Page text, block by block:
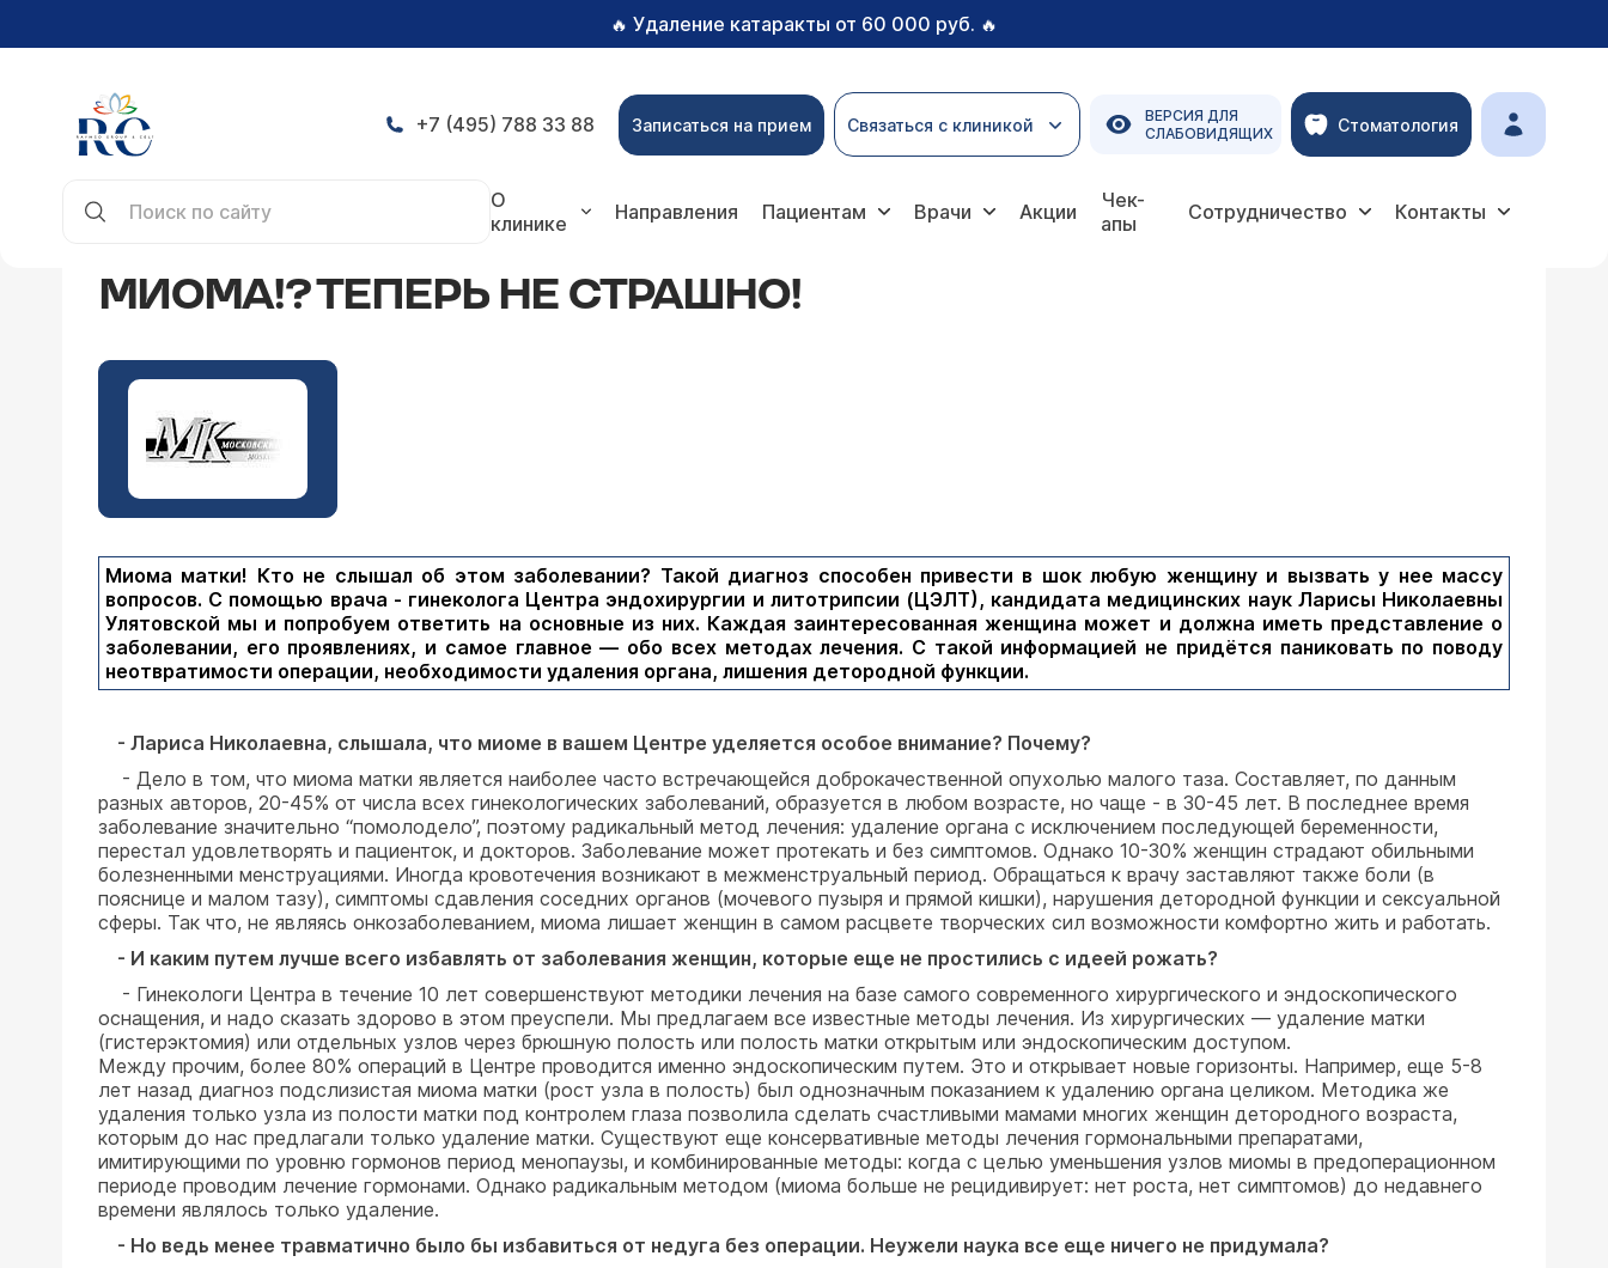
🔥 Удаление катаракты от 60 000 руб. 🔥
+7 (495) 788 33 88 Записаться на прием Связаться с клиникой
ВЕРСИЯ ДЛЯ
СЛАБОВИДЯЩИХ
Стоматология
О
клинике
Направления Пациентам Врачи Акции
Чек-
апы
Сотрудничество Контакты
МИОМА!? ТЕПЕРЬ НЕ СТРАШНО!
Миома матки! Кто не слышал об этом заболевании? Такой диагноз способен привести в шок любую женщину и вызвать у нее массу
вопросов. С помощью врача - гинеколога Центра эндохирургии и литотрипсии (ЦЭЛТ), кандидата медицинских наук Ларисы Николаевны
Улятовской мы и попробуем ответить на основные из них. Каждая заинтересованная женщина может и должна иметь представление о
заболевании, его проявлениях, и самое главное — обо всех методах лечения. С такой информацией не придётся паниковать по поводу
неотвратимости операции, необходимости удаления органа, лишения детородной функции.
- Лариса Николаевна, слышала, что миоме в вашем Центре уделяется особое внимание? Почему?
- Дело в том, что миома матки является наиболее часто встречающейся доброкачественной опухолью малого таза. Составляет, по данным
разных авторов, 20-45% от числа всех гинекологических заболеваний, образуется в любом возрасте, но чаще - в 30-45 лет. В последнее время
заболевание значительно “помолодело”, поэтому радикальный метод лечения: удаление органа с исключением последующей беременности,
перестал удовлетворять и пациенток, и докторов. Заболевание может протекать и без симптомов. Однако 10-30% женщин страдают обильными
болезненными менструациями. Иногда кровотечения возникают в межменструальный период. Обращаться к врачу заставляют также боли (в
пояснице и малом тазу), симптомы сдавления соседних органов (мочевого пузыря и прямой кишки), нарушения детородной функции и сексуальной
сферы. Так что, не являясь онкозаболеванием, миома лишает женщин в самом расцвете творческих сил возможности комфортно жить и работать.
- И каким путем лучше всего избавлять от заболевания женщин, которые еще не простились с идеей рожать?
- Гинекологи Центра в течение 10 лет совершенствуют методики лечения на базе самого современного хирургического и эндоскопического
оснащения, и надо сказать здорово в этом преуспели. Мы предлагаем все известные методы лечения. Из хирургических — удаление матки
(гистерэктомия) или отдельных узлов через брюшную полость или полость матки открытым или эндоскопическим доступом.
Между прочим, более 80% операций в Центре проводится именно эндоскопическим путем. Это и открывает новые горизонты. Например, еще 5-8
лет назад диагноз подслизистая миома матки (рост узла в полость) был однозначным показанием к удалению органа целиком. Методика же
удаления только узла из полости матки под контролем глаза позволила сделать счастливыми мамами многих женщин детородного возраста,
которым до нас предлагали только удаление матки. Существуют еще консервативные методы лечения гормональными препаратами,
имитирующими по уровню гормонов период менопаузы, и комбинированные методы: когда с целью уменьшения узлов миомы в предоперационном
периоде проводим лечение гормонами. Однако радикальным методом (миома больше не рецидивирует: нет роста, нет симптомов) до недавнего
времени являлось только удаление.
- Но ведь менее травматично было бы избавиться от недуга без операции. Неужели наука все еще ничего не придумала?